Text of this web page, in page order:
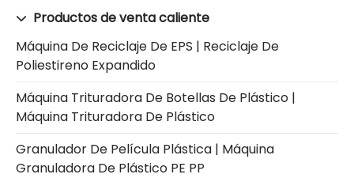
Productos de venta caliente
Máquina De Reciclaje De EPS | Reciclaje De
Poliestireno Expandido
Máquina Trituradora De Botellas De Plástico |
Máquina Trituradora De Plástico
Granulador De Película Plástica | Máquina
Granuladora De Plástico PE PP